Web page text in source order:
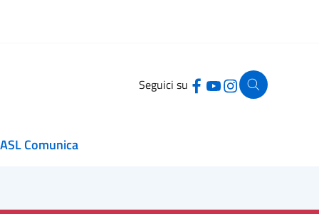
Seguici su
ASL Comunica